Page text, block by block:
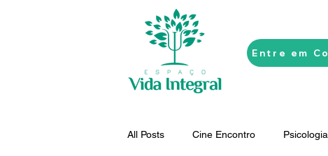
Entre em
All Posts Cine Encontro